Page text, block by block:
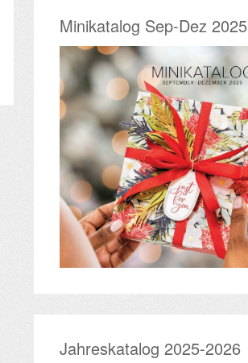
Minikatalog Sep-Dez 2025
Jahreskatalog 2025-2026